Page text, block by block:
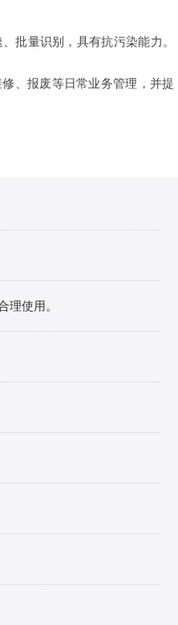
批量识别，具有抗污染能力。
、报废等日常业务管理，并提
理使用。